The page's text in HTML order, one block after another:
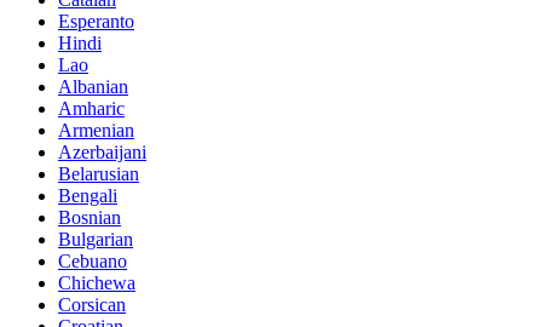
Esperanto
Hindi
Lao
Albanian
Amharic
Armenian
Azerbaijani
Belarusian
Bengali
Bosnian
Bulgarian
Cebuano
Chichewa
Corsican